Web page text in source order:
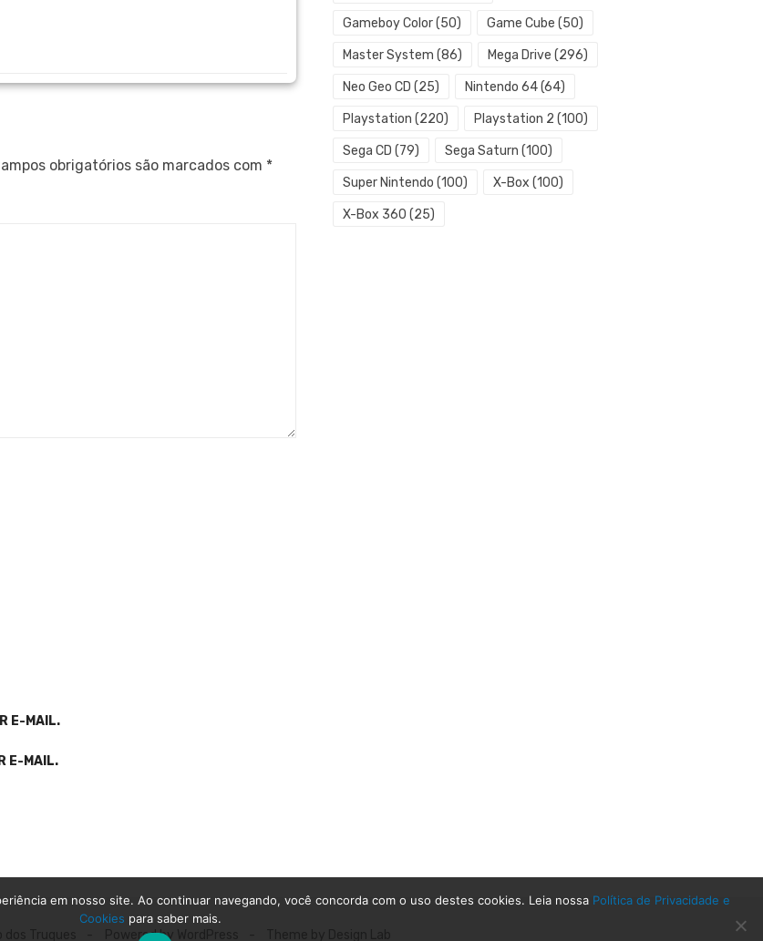
obrigatórios são marcados com *
E-MAIL.
E-MAIL.
Gameboy Color(50) Game Cube (50)
Master System (86) Mega Drive (296)
Neo Geo CD (25) Nintendo 64(64)
Playstation (220) Playstation 2 (100)
Sega CD (79) Sega Saturn (100)
Super Nintendo (100) X-Box (100)
X-Box 360 (25)
Powered by WordPress
em nosso site. Ao continuar navegando, você concorda com o uso destes cookies. Leia nossa Política de Privacidade e
Cookies para saber mais.